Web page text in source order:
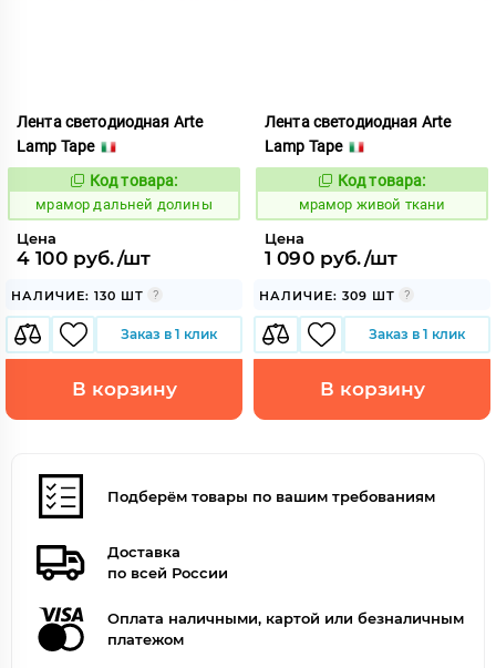
Лента светодиодная Arte
Lamp Tape
Код:
1065521
Код товара:
мрамор дальней долины
Цена
4 100 руб./шт
НАЛИЧИЕ: 130 ШТ
Заказ в 1 клик
В корзину
Лента светодиодная Arte
Lamp Tape
Код:
1065980
Код товара:
мрамор живой ткани
Цена
1 090 руб./шт
НАЛИЧИЕ: 309 ШТ
Заказ в 1 клик
В корзину
Подберём товары по вашим требованиям
Доставка
по всей России
Оплата наличными, картой или безналичным
платежом